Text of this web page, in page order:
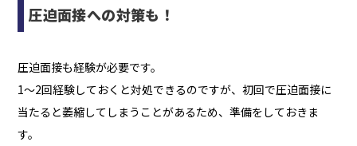
圧迫面接への対策も！
圧迫面接も経験が必要です。
1～2回経験しておくと対処できるのですが、初回で圧迫面接に
当たると萎縮してしまうことがあるため、準備をしておきま
す。